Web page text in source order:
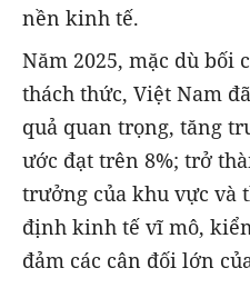
nền kinh tế.
Năm 2025, mặc dù bối
thách thức, Việt Nam
quả quan trọng, tăng
ước đạt trên 8%; trở
trưởng của khu vực và
định kinh tế vĩ mô,
đảm các cân đối lớn